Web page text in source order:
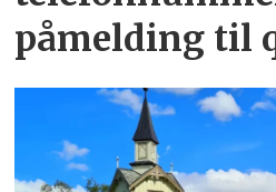
påmelding til